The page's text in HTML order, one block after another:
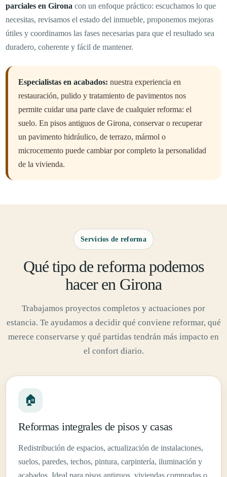
parciales en Girona con un enfoque práctico: escuchamos lo que
necesitas, revisamos el estado del inmueble, proponemos mejoras
útiles y coordinamos las fases necesarias para que el resultado sea
duradero, coherente y fácil de mantener.
Especialistas en acabados: nuestra experiencia en
restauración, pulido y tratamiento de pavimentos nos
permite cuidar una parte clave de cualquier reforma: el
suelo. En pisos antiguos de Girona, conservar o recuperar
un pavimento hidráulico, de terrazo, mármol o
microcemento puede cambiar por completo la personalidad
de la vivienda.
Servicios de reforma
Qué tipo de reforma podemos
hacer en Girona
Trabajamos proyectos completos y actuaciones por
estancia. Te ayudamos a decidir qué conviene reformar, qué
merece conservarse y qué partidas tendrán más impacto en
el confort diario.
🏠
Reformas integrales de pisos y casas
Redistribución de espacios, actualización de instalaciones,
suelos, paredes, techos, pintura, carpintería, iluminación y
acabados. Ideal para pisos antiguos, viviendas compradas o